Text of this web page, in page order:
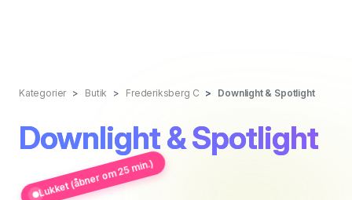
Kategorier Butik Frederiksberg C Downlight & Spotlight
Downlight & Spotlight
Lukket (åbner om 25 min.)